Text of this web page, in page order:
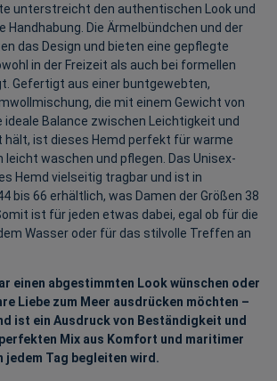
unterstreicht den authentischen Look und
Die Ärmelbündchen und der
das Design und bieten eine gepflegte
in der Freizeit als auch bei formellen
Gefertigt aus einer buntgewebten,
die mit einem Gewicht von
ideale Balance zwischen Leichtigkeit und
ist dieses Hemd perfekt für warme
leicht waschen und pflegen. Das Unisex-
Hemd vielseitig tragbar und ist in
bis 66 erhältlich, was Damen der Größen 38
ist für jeden etwas dabei, egal ob für die
Wasser oder für das stilvolle Treffen an
einen abgestimmten Look wünschen oder
Liebe zum Meer ausdrücken möchten –
ist ein Ausdruck von Beständigkeit und
Mix aus Komfort und maritimer
jedem Tag begleiten wird.